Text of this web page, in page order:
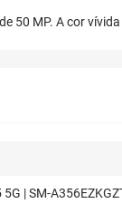
50 MP. A cor
| SM-